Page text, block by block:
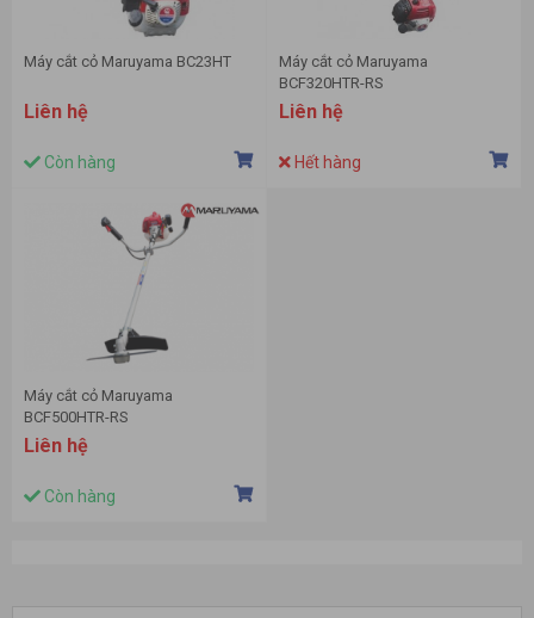
Máy cắt cỏ Maruyama BC23HT
Liên hệ
Còn hàng
Máy cắt cỏ Maruyama
BCF320HTR-RS
Liên hệ
Hết hàng
Máy cắt cỏ Maruyama
BCF500HTR-RS
Liên hệ
Còn hàng